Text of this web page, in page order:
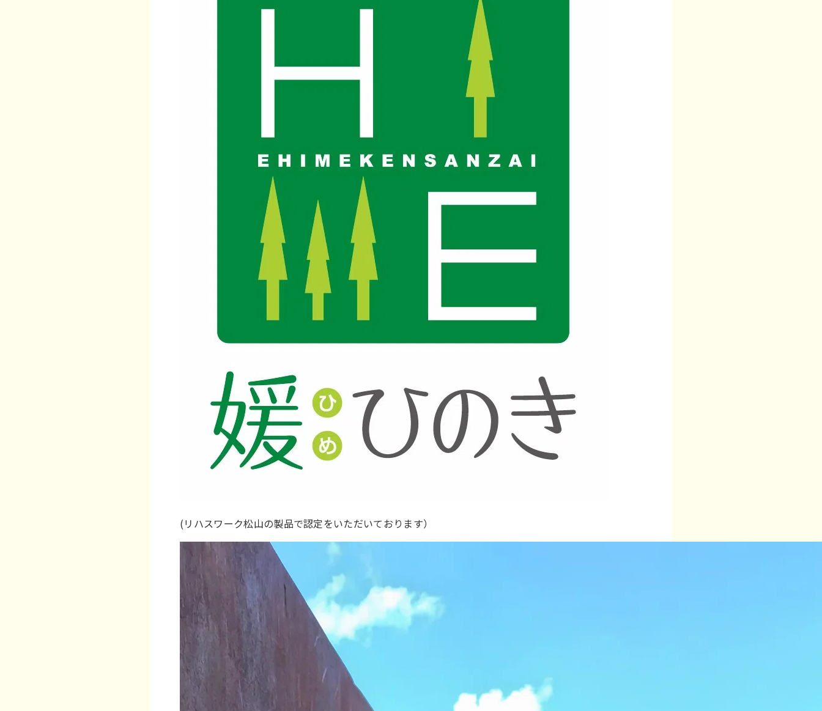
(リハスワーク松山の製品で認定をいただいております）